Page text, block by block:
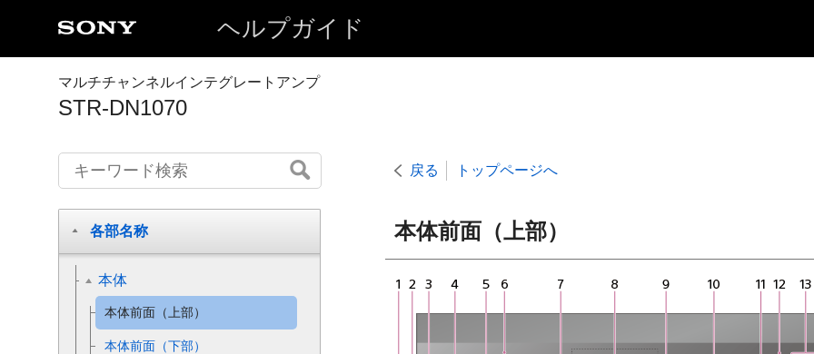
ヘルプガイド
マルチチャンネルインテグレートアンプ
STR-DN1070
戻る トップページへ
本体前面（上部）
各部名称
本体
本体前面（上部）
本体前面（下部）